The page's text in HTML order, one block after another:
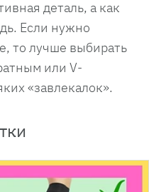
деталь, а как
Если нужно
то лучше выбирать
или V-
«завлекалок».